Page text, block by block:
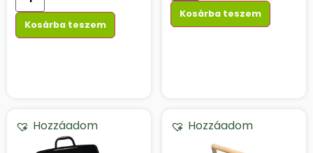
Kosárba teszem
Kosárba teszem
Hozzáadom Hozzáadom